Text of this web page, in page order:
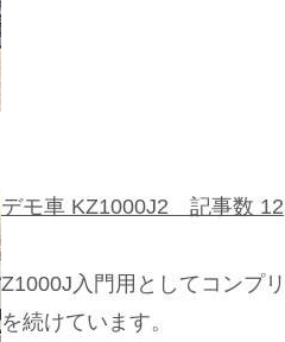
デモ車 KZ1000J2 記事数 12
Z1000J入門用としてコンプ
を続けています。